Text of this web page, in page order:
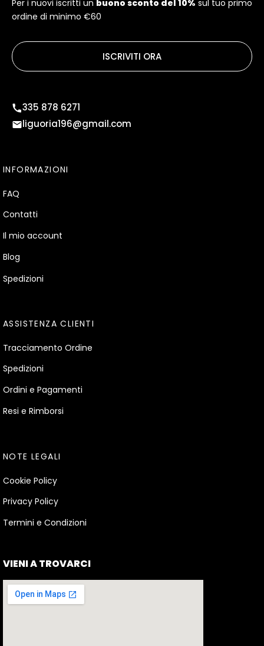
Per i nuovi iscritti un buono sconto del 10% sul tuo primo
ordine di minimo €60
ISCRIVITI ORA
335 878 6271
liguoria196@gmail.com
INFORMAZIONI
FAQ
Contatti
Il mio account
Blog
Spedizioni
ASSISTENZA CLIENTI
Tracciamento Ordine
Spedizioni
Ordini e Pagamenti
Resi e Rimborsi
NOTE LEGALI
Cookie Policy
Privacy Policy
Termini e Condizioni
VIENI A TROVARCI